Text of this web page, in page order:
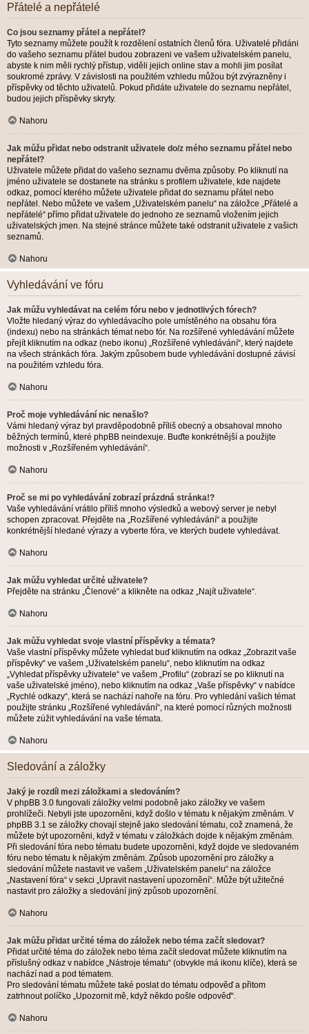
Přátelé a nepřátelé
Co jsou seznamy přátel a nepřátel?
Tyto seznamy můžete použít k rozdělení ostatních členů fóra. Uživatelé přidáni
do vašeho seznamu přátel budou zobrazeni ve vašem uživatelském panelu,
abyste k nim měli rychlý přístup, viděli jejich online stav a mohli jim posílat
soukromé zprávy. V závislosti na použitém vzhledu můžou být zvýrazněny i
příspěvky od těchto uživatelů. Pokud přidáte uživatele do seznamu nepřátel,
budou jejich příspěvky skryty.
Nahoru
Jak můžu přidat nebo odstranit uživatele do/z mého seznamu přátel nebo
nepřátel?
Uživatele můžete přidat do vašeho seznamu dvěma způsoby. Po kliknutí na
jméno uživatele se dostanete na stránku s profilem uživatele, kde najdete
odkaz, pomocí kterého můžete uživatele přidat do seznamu přátel nebo
nepřátel. Nebo můžete ve vašem „Uživatelském panelu“ na záložce „Přátelé a
nepřátelé“ přímo přidat uživatele do jednoho ze seznamů vložením jejich
uživatelských jmen. Na stejné stránce můžete také odstranit uživatele z vašich
seznamů.
Nahoru
Vyhledávání ve fóru
Jak můžu vyhledávat na celém fóru nebo v jednotlivých fórech?
Vložte hledaný výraz do vyhledávacího pole umístěného na obsahu fóra
(indexu) nebo na stránkách témat nebo fór. Na rozšířené vyhledávání můžete
přejít kliknutím na odkaz (nebo ikonu) „Rozšířené vyhledávání“, který najdete
na všech stránkách fóra. Jakým způsobem bude vyhledávání dostupné závisí
na použitém vzhledu fóra.
Nahoru
Proč moje vyhledávání nic nenašlo?
Vámi hledaný výraz byl pravděpodobně příliš obecný a obsahoval mnoho
běžných termínů, které phpBB neindexuje. Buďte konkrétnější a použijte
možnosti v „Rozšířeném vyhledávání“.
Nahoru
Proč se mi po vyhledávání zobrazí prázdná stránka!?
Vaše vyhledávání vrátilo příliš mnoho výsledků a webový server je nebyl
schopen zpracovat. Přejděte na „Rozšířené vyhledávání“ a použijte
konkrétnější hledané výrazy a vyberte fóra, ve kterých budete vyhledávat.
Nahoru
Jak můžu vyhledat určité uživatele?
Přejděte na stránku „Členové“ a klikněte na odkaz „Najít uživatele“.
Nahoru
Jak můžu vyhledat svoje vlastní příspěvky a témata?
Vaše vlastní příspěvky můžete vyhledat buď kliknutím na odkaz „Zobrazit vaše
příspěvky“ ve vašem „Uživatelském panelu“, nebo kliknutím na odkaz
„Vyhledat příspěvky uživatele“ ve vašem „Profilu“ (zobrazí se po kliknutí na
vaše uživatelské jméno), nebo kliknutím na odkaz „Vaše příspěvky“ v nabídce
„Rychlé odkazy“, která se nachází nahoře na fóru. Pro vyhledání vašich témat
použijte stránku „Rozšířené vyhledávání“, na které pomocí různých možnosti
můžete zúžit vyhledávání na vaše témata.
Nahoru
Sledování a záložky
Jaký je rozdíl mezi záložkami a sledováním?
V phpBB 3.0 fungovali záložky velmi podobně jako záložky ve vašem
prohlížeči. Nebyli jste upozorněni, když došlo v tématu k nějakým změnám. V
phpBB 3.1 se záložky chovají stejně jako sledování tématu, což znamená, že
můžete být upozorněni, když v tématu v záložkách dojde k nějakým změnám.
Při sledování fóra nebo tématu budete upozorněni, když dojde ve sledovaném
fóru nebo tématu k nějakým změnám. Způsob upozornění pro záložky a
sledování můžete nastavit ve vašem „Uživatelském panelu“ na záložce
„Nastavení fóra“ v sekci „Upravit nastavení upozornění“. Může být užitečné
nastavit pro záložky a sledování jiný způsob upozornění.
Nahoru
Jak můžu přidat určité téma do záložek nebo téma začít sledovat?
Přidat určité téma do záložek nebo téma začít sledovat můžete kliknutím na
příslušný odkaz v nabídce „Nástroje tématu“ (obvykle má ikonu klíče), která se
nachází nad a pod tématem.
Pro sledování tématu můžete také poslat do tématu odpověď a přitom
zatrhnout políčko „Upozornit mě, když někdo pošle odpověď“.
Nahoru